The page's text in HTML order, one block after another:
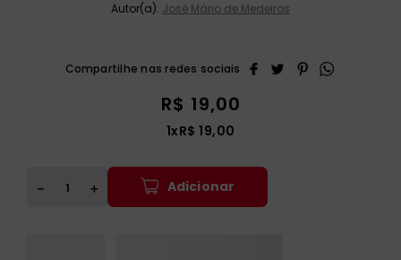
Autor(a): José Mário de Medeiros
R$ 19,00
1xR$ 19,00
＋
－ Adicionar